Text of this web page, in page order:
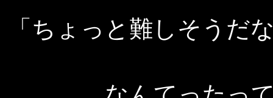
「ちょっと難しそうだ